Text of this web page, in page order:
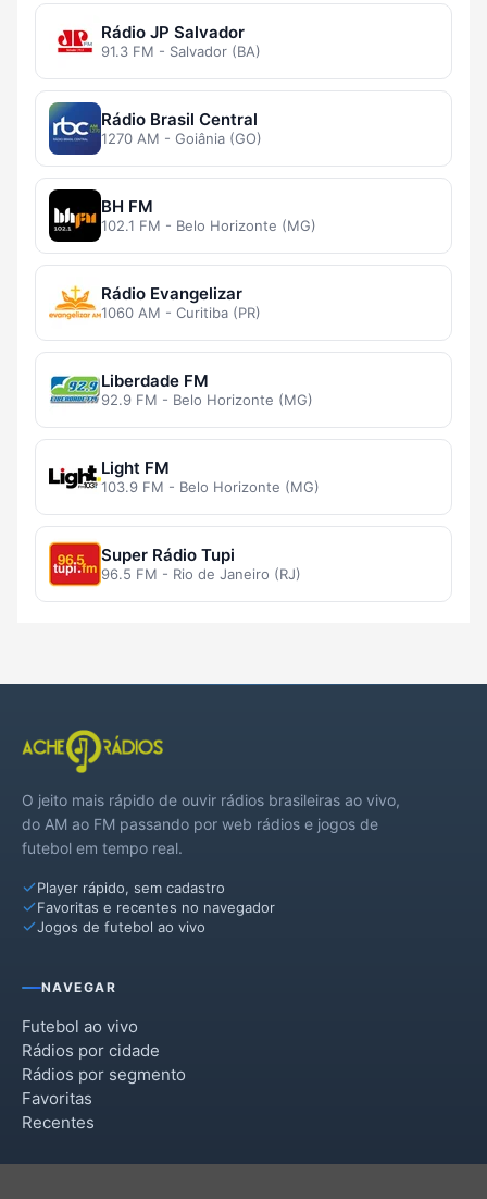
Rádio JP Salvador
91.3 FM - Salvador (BA)
Rádio Brasil Central
1270 AM - Goiânia (GO)
BH FM
102.1 FM - Belo Horizonte (MG)
Rádio Evangelizar
1060 AM - Curitiba (PR)
Liberdade FM
92.9 FM - Belo Horizonte (MG)
Light FM
103.9 FM - Belo Horizonte (MG)
Super Rádio Tupi
96.5 FM - Rio de Janeiro (RJ)
O jeito mais rápido de ouvir rádios brasileiras ao vivo,
do AM ao FM passando por web rádios e jogos de
futebol em tempo real.
Player rápido, sem cadastro
Favoritas e recentes no navegador
Jogos de futebol ao vivo
NAVEGAR
Futebol ao vivo
Rádios por cidade
Rádios por segmento
Favoritas
Recentes